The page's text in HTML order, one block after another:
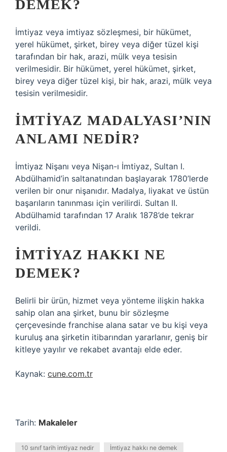
DEMEK?
İmtiyaz veya imtiyaz sözleşmesi, bir hükümet,
yerel hükümet, şirket, birey veya diğer tüzel kişi
tarafından bir hak, arazi, mülk veya tesisin
verilmesidir. Bir hükümet, yerel hükümet, şirket,
birey veya diğer tüzel kişi, bir hak, arazi, mülk veya
tesisin verilmesidir.
İMTIYAZ MADALYASI’NIN
ANLAMI NEDIR?
İmtiyaz Nişanı veya Nişan-ı İmtiyaz, Sultan I.
Abdülhamid’in saltanatından başlayarak 1780’lerde
verilen bir onur nişanıdır. Madalya, liyakat ve üstün
başarıların tanınması için verilirdi. Sultan II.
Abdülhamid tarafından 17 Aralık 1878’de tekrar
verildi.
İMTIYAZ HAKKI NE
DEMEK?
Belirli bir ürün, hizmet veya yönteme ilişkin hakka
sahip olan ana şirket, bunu bir sözleşme
çerçevesinde franchise alana satar ve bu kişi veya
kuruluş ana şirketin itibarından yararlanır, geniş bir
kitleye yayılır ve rekabet avantajı elde eder.
Kaynak: cune.com.tr
Tarih: Makaleler
10 sınıf tarih imtiyaz nedir İmtiyaz hakkı ne demek